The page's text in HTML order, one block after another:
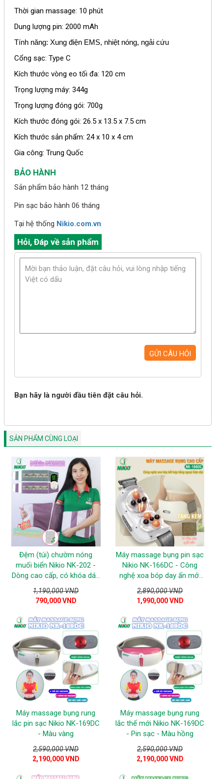
Thời gian massage: 10 phút
Dung lượng pin: 2000 mAh
Tính năng: Xung điện EMS, nhiệt nóng, ngải cứu
Cổng sạc: Type C
Kích thước vòng eo tối đa: 120 cm
Trọng lượng máy: 344g
Trọng lượng đóng gói: 700g
Kích thước đóng gói: 26.5 x 13.5 x 7.5 cm
Kích thước sản phẩm: 24 x 10 x 4 cm
Gia công: Trung Quốc
BẢO HÀNH
Sản phẩm bảo hành 12 tháng
Pin sạc bảo hành 06 tháng
Tại hệ thống Nikio.com.vn
Hỏi, Đáp về sản phẩm
Bạn hãy là người đầu tiên đặt câu hỏi.
SẢN PHẨM CÙNG LOẠI
Đệm (túi) chườm nóng
muối biển Nikio NK-202 -
Dòng cao cấp, có khóa dán
1,190,000 VND
790,000 VND
Máy massage bụng pin sạc
Nikio NK-166DC - Công
nghệ xoa bóp day ấn mới
ngoại
2,890,000 VND
1,990,000 VND
Máy massage bụng rung
lắc pin sạc Nikio NK-169DC
- Màu vàng
2,590,000 VND
2,190,000 VND
Máy massage bụng rung
lắc thế mới Nikio NK-169DC
- Pin sạc - Màu hồng
2,590,000 VND
2,190,000 VND